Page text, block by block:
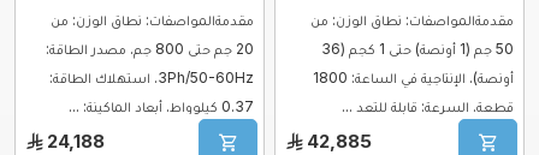
مقدمةالمواصفات: نطاق الوزن: من
50 جم (1 أونصة) حتى 1 كجم (36
أونصة). الإنتاجية في الساعة: 1800
قطعة. السرعة: قابلة للتعد ...
42,885
مقدمةالمواصفات: نطاق الوزن: من
20 جم حتى 800 جم. مصدر الطاقة:
3Ph/50-60Hz. استهلاك الطاقة:
0.37 كيلوواط. أبعاد الماكينة: ...
24,188